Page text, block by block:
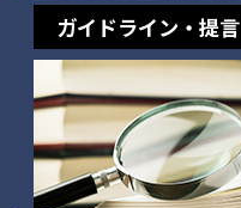
ガイドライン・提言